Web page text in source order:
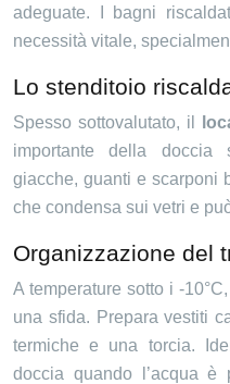
adeguate. I bagni
necessità vitale,
Lo stenditoio
Spesso sottovalutato, il
importante della doccia
giacche, guanti e scarponi
che condensa sui vetri e
Organizzazione del
A temperature sotto i -
una sfida. Prepara vestiti
termiche e una torcia.
doccia quando l’acqua